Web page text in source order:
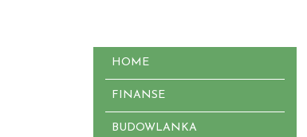
HOME
FINANSE
BUDOWLANKA